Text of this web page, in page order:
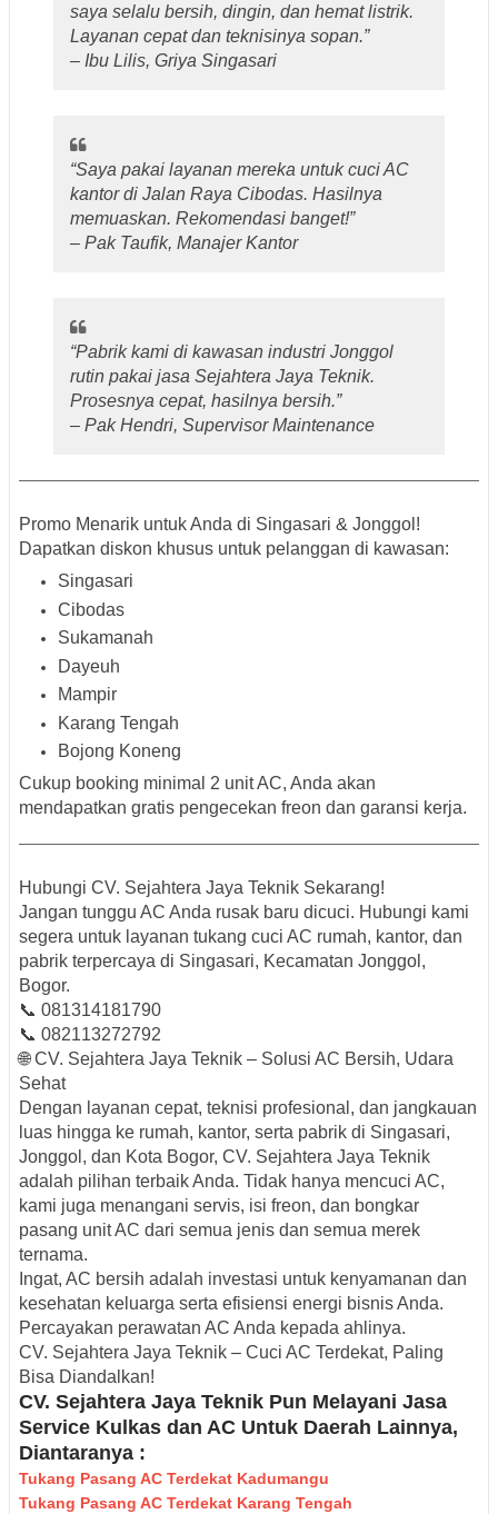
saya selalu bersih, dingin, dan hemat listrik.
Layanan cepat dan teknisinya sopan.”
– Ibu Lilis, Griya Singasari
“Saya pakai layanan mereka untuk cuci AC
kantor di Jalan Raya Cibodas. Hasilnya
memuaskan. Rekomendasi banget!”
–Pak Taufik, Manajer Kantor
“Pabrik kami di kawasan industri Jonggol
rutin pakai jasa Sejahtera Jaya Teknik.
Prosesnya cepat, hasilnya bersih.”
–Pak Hendri, Supervisor Maintenance
Promo Menarik untuk Anda di Singasari & Jonggol!
Dapatkan diskon khusus untuk pelanggan di kawasan:
Singasari
Cibodas
Sukamanah
Dayeuh
Mampir
Karang Tengah
Bojong Koneng
Cukup booking minimal 2 unit AC, Anda akan
mendapatkan gratis pengecekan freon dan garansi kerja.
Hubungi CV. Sejahtera Jaya Teknik Sekarang!
Jangan tunggu AC Anda rusak baru dicuci. Hubungi kami
segera untuk layanan tukang cuci AC rumah, kantor, dan
pabrik terpercaya di Singasari, Kecamatan Jonggol,
Bogor.
📞 081314181790
📞 082113272792
🌐CV. Sejahtera Jaya Teknik – Solusi AC Bersih, Udara
Sehat
Dengan layanan cepat, teknisi profesional, dan jangkauan
luas hingga ke rumah, kantor, serta pabrik di Singasari,
Jonggol, dan Kota Bogor, CV. Sejahtera Jaya Teknik
adalah pilihan terbaik Anda. Tidak hanya mencuci AC,
kami juga menangani servis, isi freon, dan bongkar
pasang unit AC dari semua jenis dan semua merek
ternama.
Ingat, AC bersih adalah investasi untuk kenyamanan dan
kesehatan keluarga serta efisiensi energi bisnis Anda.
Percayakan perawatan AC Anda kepada ahlinya.
CV. Sejahtera Jaya Teknik – Cuci AC Terdekat, Paling
Bisa Diandalkan!
CV. Sejahtera Jaya Teknik Pun Melayani Jasa
Service Kulkas dan AC Untuk Daerah Lainnya,
Diantaranya :
Tukang Pasang AC Terdekat Kadumangu
Tukang Pasang AC Terdekat Karang Tengah